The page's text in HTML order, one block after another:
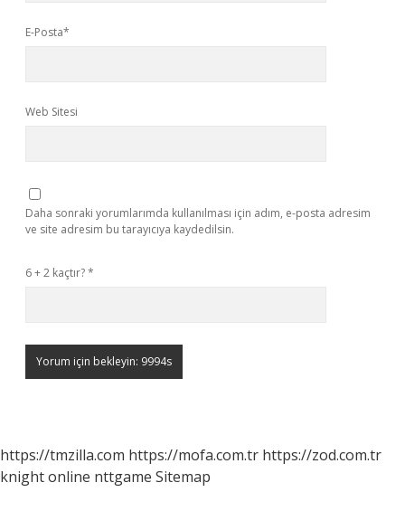
E-Posta*
Web Sitesi
Daha sonraki yorumlarımda kullanılması için adım, e-posta adresim
ve site adresim bu tarayıcıya kaydedilsin.
6 + 2 kaçtır?*
https://tmzilla.com https://mofa.com.tr https://zod.com.tr
knight online nttgame Sitemap